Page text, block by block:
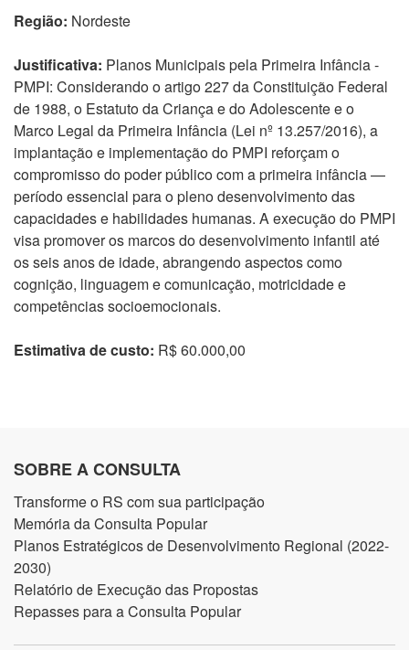
Região: Nordeste
Justificativa: Planos Municipais pela Primeira Infância -
PMPI: Considerando o artigo 227 da Constituição Federal
de 1988, o Estatuto da Criança e do Adolescente e o
Marco Legal da Primeira Infância (Lei nº 13.257/2016), a
implantação e implementação do PMPI reforçam o
compromisso do poder público com a primeira infância —
período essencial para o pleno desenvolvimento das
capacidades e habilidades humanas. A execução do PMPI
visa promover os marcos do desenvolvimento infantil até
os seis anos de idade, abrangendo aspectos como
cognição, linguagem e comunicação, motricidade e
competências socioemocionais.
Estimativa de custo: R$ 60.000,00
SOBRE A CONSULTA
Transforme o RS com sua participação
Memória da Consulta Popular
Planos Estratégicos de Desenvolvimento Regional (2022-
2030)
Relatório de Execução das Propostas
Repasses para a Consulta Popular